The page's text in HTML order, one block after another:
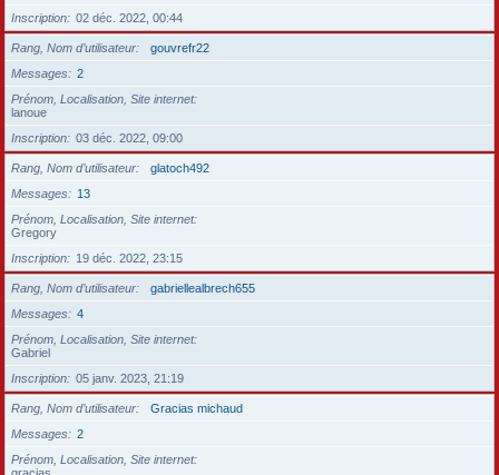
Inscription
02 déc. 2022, 00:44
Rang, Nom d’utilisateur
gouvrefr22
Messages
2
Prénom, Localisation, Site internet
lanoue
Inscription
03 déc. 2022, 09:00
Rang, Nom d’utilisateur
glatoch492
Messages
13
Prénom, Localisation, Site internet
Gregory
Inscription
19 déc. 2022, 23:15
Rang, Nom d’utilisateur
gabriellealbrech655
Messages
4
Prénom, Localisation, Site internet
Gabriel
Inscription
05 janv. 2023, 21:19
Rang, Nom d’utilisateur
Gracias michaud
Messages
2
Prénom, Localisation, Site internet